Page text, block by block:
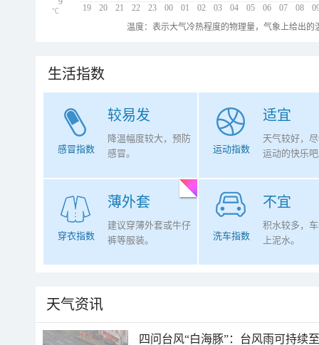
19 20 21 22 23 00 01 02 03 04 05 06 07 08
℃
温度：表示大气冷热程度的物理量，气象上给出
生活指数
较易发
感冒指数
降温幅度较大，预防
感冒。
适宜
运动指数
天气较好，
运动的快乐
薄外套
穿衣指数
建议穿薄外套或牛仔
裤等服装。
不宜
洗车指数
积水较多，
上泥水。
天气资讯
四问台风“白海豚”：台风雨可持续